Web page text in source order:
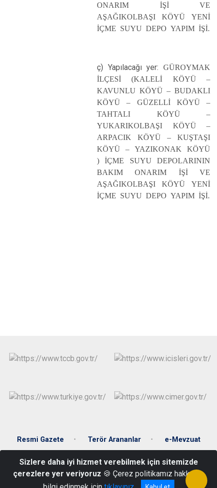
ONARIM İŞİ VE
AŞAĞIKOLBAŞI KÖYÜ YENİ
İÇME SUYU DEPO YAPIM İŞİ.
ç) Yapılacağı yer:GÜROYMAK
İLÇESİ (KALELİ KÖYÜ –
KAVUNLU KÖYÜ – BUDAKLI
KÖYÜ – GÜZELLİ KÖYÜ –
TAHTALI KÖYÜ –
YUKARIKOLBAŞI KÖYÜ –
ARPACIK KÖYÜ – KUŞTAŞI
KÖYÜ – YAZIKONAK KÖYÜ
) İÇME SUYU DEPOLARININ
BAKIM ONARIM İŞİ VE
AŞAĞIKOLBAŞI KÖYÜ YENİ
İÇME SUYU DEPO YAPIM İŞİ.
Resmi Gazete Terör Arananlar e-Mevzuat
Şirintepe Mahallesi 117.3 Sk. No:49
0434 511 24 98
Sizlere daha iyi hizmet verebilmek için sitemizde
çerezlere yer veriyoruz 🍪 Çerez politikamız hakkında